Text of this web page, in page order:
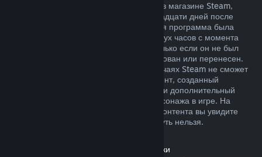
За дополнительный контент, купленный в магазине Steam,
можно вернуть деньги в течение четырнадцати дней после
покупки, если соответствующая основная программа была
использована в течение не более чем двух часов с момента
покупки дополнительного контента, и только если он не был
безвозвратно израсходован, модифицирован или перенесен.
Пожалуйста, учтите, что в некоторых случаях Steam не сможет
вернуть деньги за дополнительный контент, созданный
сторонними компаниями, например, если дополнительный
контент навсегда повышает уровень персонажа в игре. На
страницах подобного дополнительного контента вы увидите
уведомление, что средства за него вернуть нельзя.
Возврат средств за внутриигровые покупки